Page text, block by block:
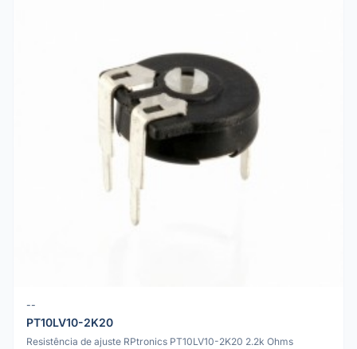
--
PT10LV10-2K20
Resistência de ajuste RPtronics PT10LV10-2K20 2.2k Ohms